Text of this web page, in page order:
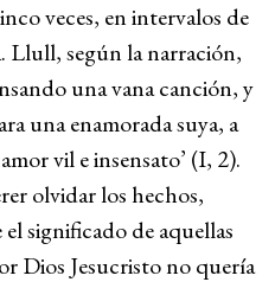
veces, en intervalos de
Llull, según la narración,
una vana canción, y
una enamorada suya, a
vil e insensato’ (I, 2).
olvidar los hechos,
significado de aquellas
Dios Jesucristo no quería